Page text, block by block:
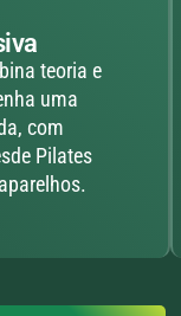
teoria e
uma
com
Pilates